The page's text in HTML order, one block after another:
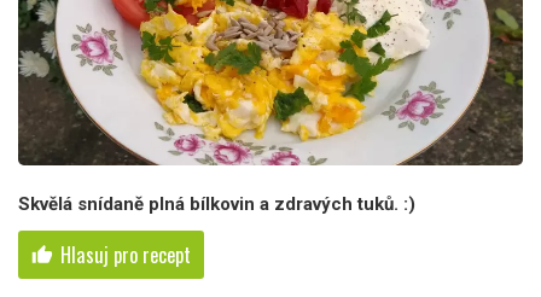
Skvělá snídaně plná bílkovin a zdravých tuků. :)
thumb_up Hlasuj pro recept